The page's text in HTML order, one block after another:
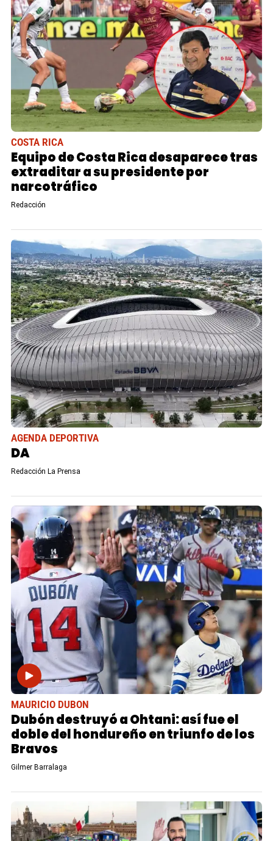
COSTA RICA
Equipo de Costa Rica desaparece tras
extraditar a su presidente por
narcotráfico
Redacción
AGENDA DEPORTIVA
DA
Redacción La Prensa
MAURICIO DUBON
Dubón destruyó a Ohtani: así fue el
doble del hondureño en triunfo de los
Bravos
Gilmer Barralaga